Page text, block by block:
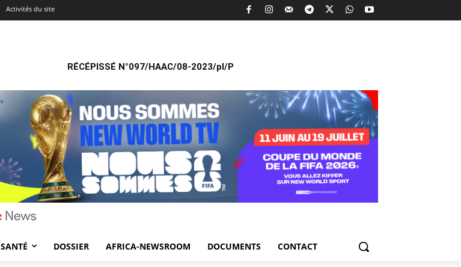
Activités du site
RÉCÉPISSÉ N°097/HAAC/08-2023/pl/P
SANTÉ DOSSIER AFRICA-NEWSROOM DOCUMENTS CONTACT